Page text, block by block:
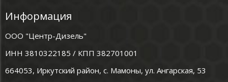
Информация
ООО "Центр-Дизель"
ИНН 3810322185 / КПП 382701001
664053, Иркутский район, с. Мамоны, ул. Ангарская, 53